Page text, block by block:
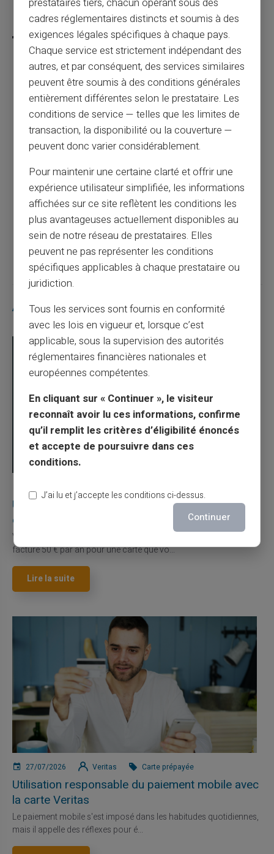
Partager cet article
Paiement sécurisé en ligne : guide complet
pour les consommateurs
Article précédent
Protection contre le phishing bancaire :
guide 2025
Article suivant
Articles similaires
Une carte bancaire gratuite sans compte, ça
existe ?
Vous avez tapé cette recherche parce que votre banque vous
facture 50 € par an pour une carte que vo...
Lire la suite
27/07/2026 Veritas Carte prépayée
Utilisation responsable du paiement mobile avec
la carte Veritas
Le paiement mobile s'est imposé dans les habitudes quotidiennes,
mais il appelle des réflexes pour é...
cadres réglementaires distincts et soumis à des
exigences légales spécifiques à chaque pays.
Chaque service est strictement indépendant des
autres, et par conséquent, des services similaires
peuvent être soumis à des conditions générales
entièrement différentes selon le prestataire. Les
conditions de service — telles que les limites de
transaction, la disponibilité ou la couverture —
peuvent donc varier considérablement.
Pour maintenir une certaine clarté et offrir une
expérience utilisateur simplifiée, les informations
affichées sur ce site reflètent les conditions les
plus avantageuses actuellement disponibles au
sein de notre réseau de prestataires. Elles
peuvent ne pas représenter les conditions
spécifiques applicables à chaque prestataire ou
juridiction.
Tous les services sont fournis en conformité
avec les lois en vigueur et, lorsque c’est
applicable, sous la supervision des autorités
réglementaires financières nationales et
européennes compétentes.
En cliquant sur « Continuer », le visiteur
reconnaît avoir lu ces informations, confirme
qu’il remplit les critères d’éligibilité énoncés
et accepte de poursuivre dans ces
conditions.
J’ai lu et j’accepte les conditions ci-dessus.
Continuer